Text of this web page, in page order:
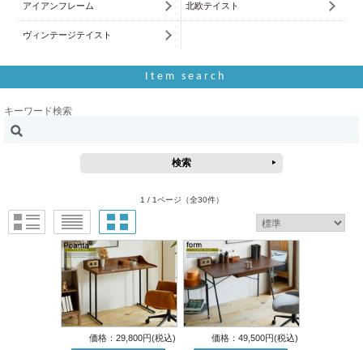
アイアンフレーム 北欧テイスト
ヴィンテージテイスト
Item search
キーワード検索
1 / 1ページ （全30件）
価格：29,800円(税込) 価格：49,500円(税込)